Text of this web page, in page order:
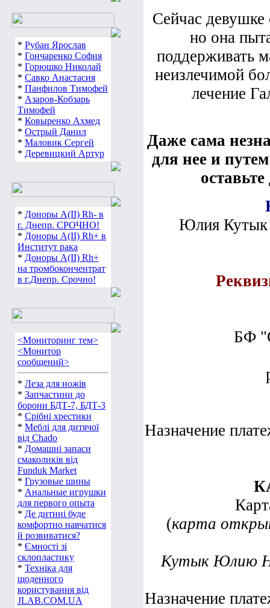
* Рубан Ярослав
* Гончаренко София
* Горюшко Николай
* Савко Анастасия
* Панфилов Тимофей
* Азаров-Кобзарь
Тимофей
* Ковыренко Ахмед
* Острый Данил
* Маловик Сергей
* Деревицкий Артур
* Доноры А(ІІ) Rh- в
г. Днепр. СРОЧНО!
* Доноры А(ІІ) Rh+ в
Институт рака
* Доноры А(ІІ) Rh+
на тромбокончентрат
в г.Днепр. Срочно!
<Мониторинг тем>
<Монитор
сообщений>
* Леза для ножів
* Запчастини до
борони БДТ-7, БДТ-3
* Срібні хрестики
* Меблі для дитячої
від Chado
* Домашні запаси
смаколиків від
Funduk Market
* Грузовые шины
* Анальные игрушки
для первого опыта
* Де дитині буде
комфортно навчатися
й розвиватися?
* Ємності зі
склопластику
* Техніка для
щоденного
користування від
JLAB.COM.UA
Сейчас
но она
поддерживать
неизлечимой
лечение
Даже сама
для нее и
Юлия
БФ
Назначение
(карта
Кутык Юлию
Назначение